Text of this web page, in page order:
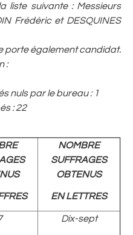
liste suivante : Messieurs
Frédéric et DESQUINES
porte également candidat.
:
nuls par le bureau : 1
: 22
NOMBRE
SUFFRAGES
OBTENUS
EN LETTRES
Dix-sept